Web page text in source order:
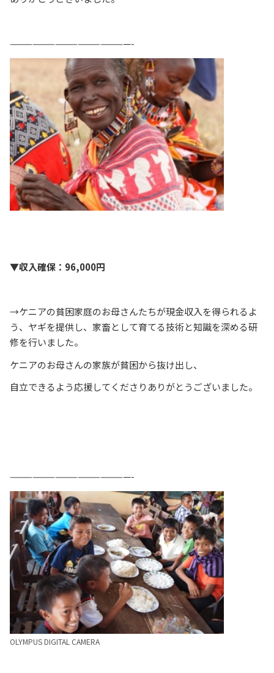
————————————————-
▼収入確保：96,000円
→ケニアの貧困家庭のお母さんたちが現金収入を得られるよ
う、ヤギを提供し、家畜として育てる技術と知識を深める研
修を行いました。
ケニアのお母さんの家族が貧困から抜け出し、
自立できるよう応援してくださりありがとうございました。
————————————————-
OLYMPUS DIGITAL CAMERA